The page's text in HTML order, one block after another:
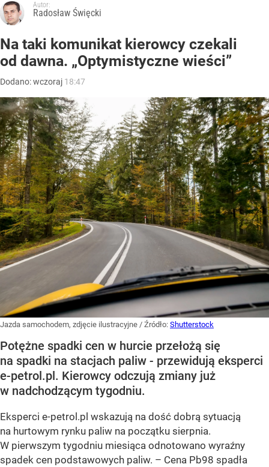
Autor:
Radosław Święcki
Na taki komunikat kierowcy czekali
od dawna. „Optymistyczne wieści”
Dodano:wczoraj 18:47
Jazda samochodem, zdjęcie ilustracyjne / Źródło: Shutterstock
Potężne spadki cen w hurcie przełożą się
na spadki na stacjach paliw - przewidują eksperci
e-petrol.pl. Kierowcy odczują zmiany już
w nadchodzącym tygodniu.
Eksperci e-petrol.pl wskazują na dość dobrą sytuacją
na hurtowym rynku paliw na początku sierpnia.
W pierwszym tygodniu miesiąca odnotowano wyraźny
spadek cen podstawowych paliw. – Cena Pb98 spadła